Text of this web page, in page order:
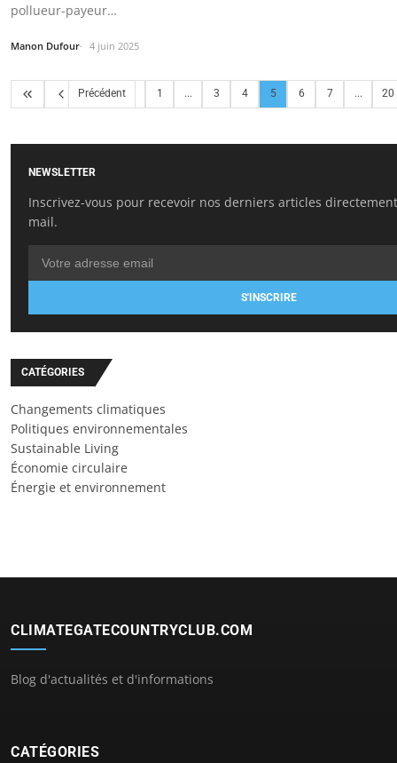
pollueur-payeur…
Manon Dufour 4 juin 2025
Précédent 1 ... 3 4 5 6 7 ... 20
NEWSLETTER
Inscrivez-vous pour recevoir nos derniers articles
mail.
S'INSCRIRE
CATÉGORIES
Changements climatiques
Politiques environnementales
Sustainable Living
Économie circulaire
Énergie et environnement
CLIMATEGATECOUNTRYCLUB.COM
Blog d'actualités et d'informations
CATÉGORIES